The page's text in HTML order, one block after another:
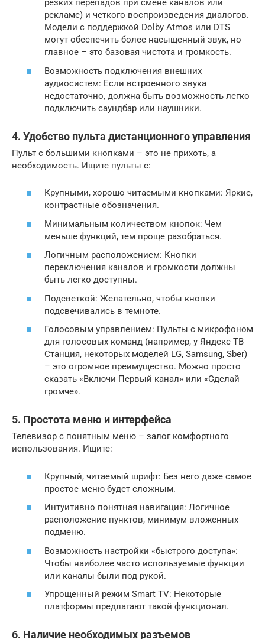
резких перепадов при смене каналов или
рекламе) и четкого воспроизведения диалогов.
Модели с поддержкой Dolby Atmos или DTS
могут обеспечить более насыщенный звук, но
главное – это базовая чистота и громкость.
Возможность подключения внешних
аудиосистем: Если встроенного звука
недостаточно, должна быть возможность легко
подключить саундбар или наушники.
4. Удобство пульта дистанционного управления
Пульт с большими кнопками – это не прихоть, а
необходимость. Ищите пульты с:
Крупными, хорошо читаемыми кнопками: Яркие,
контрастные обозначения.
Минимальным количеством кнопок: Чем
меньше функций, тем проще разобраться.
Логичным расположением: Кнопки
переключения каналов и громкости должны
быть легко доступны.
Подсветкой: Желательно, чтобы кнопки
подсвечивались в темноте.
Голосовым управлением: Пульты с микрофоном
для голосовых команд (например, у Яндекс ТВ
Станция, некоторых моделей LG, Samsung, Sber)
– это огромное преимущество. Можно просто
сказать «Включи Первый канал» или «Сделай
громче».
5. Простота меню и интерфейса
Телевизор с понятным меню – залог комфортного
использования. Ищите:
Крупный, читаемый шрифт: Без него даже самое
простое меню будет сложным.
Интуитивно понятная навигация: Логичное
расположение пунктов, минимум вложенных
подменю.
Возможность настройки «быстрого доступа»:
Чтобы наиболее часто используемые функции
или каналы были под рукой.
Упрощенный режим Smart TV: Некоторые
платформы предлагают такой функционал.
6. Наличие необходимых разъемов